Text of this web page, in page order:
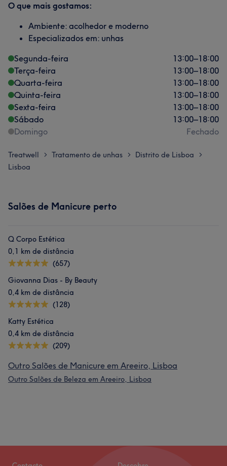
O que mais gostamos:
Ambiente: acolhedor e moderno
Especializados em: unhas
Segunda-feira
13:00–18:00
Terça-feira
13:00–18:00
Quarta-feira
13:00–18:00
Quinta-feira
13:00–18:00
Sexta-feira
13:00–18:00
Sábado
13:00–18:00
Domingo
Fechado
Treatwell > Tratamento de unhas > Distrito de Lisboa >
Lisboa
Salões de Manicure perto
Q Corpo Estética
0,1 km de distância
(657)
Giovanna Dias - By Beauty
0,4 km de distância
(128)
Katty Estética
0,4 km de distância
(209)
Outro Salões de Manicure em Areeiro, Lisboa
Outro Salões de Beleza em Areeiro, Lisboa